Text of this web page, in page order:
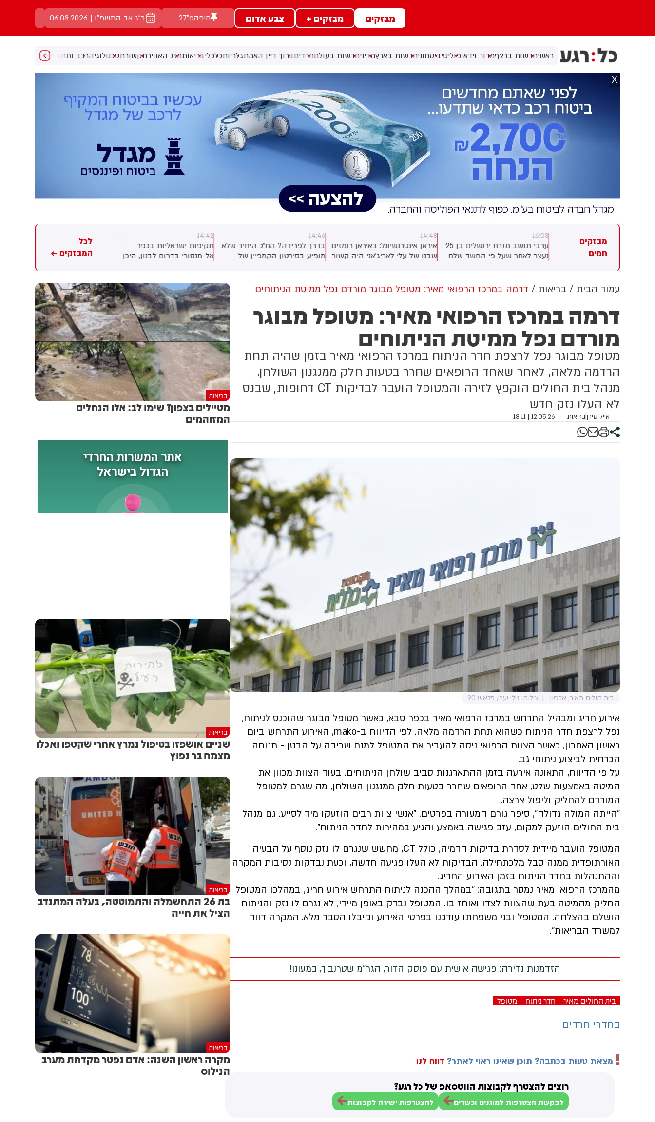
מבזקים מבזקים + צבע אדום חיפה27°c כ"ג אב התשפ"ו | 06.08.2026
ראשיחדשות ברצףמדור וידאופוליטיביטחוניחדשות בארץמדיניחדשות בעולםחרדיםברוך דיין האמתגלריותכלכליבריאותמזג האווירתקשורתטכנולוגיהרכב ותחבורהמעניין
X
מבזקים
חמים
ליפקין: בלבנון מדווחים:
סבב המשא ומתן בין
ללבנון שהתקיים ברומא,
16:03
ערבי תושב מזרח ירושלים בן 25
נעצר לאחר שעל פי החשד שלח
בעקבות האיומים הועלתה רמת
14:48
איראן אינטרנשיונל: באיראן רומזים
שבנו של עלי לאריג'אני היה קשור
הלאומי של הפרלמנט, אמר כי
בנו של לריג'אני, מורטזא, זוהתה
בליל התקיפה - ובכך נחשף
מיקומו של אביו. סוכנות הידיעות
האיראנית מיזאן טוענת כי
החקירה המשפטית לא תומכת
בגרסה הזו
14:46
בדרך לפרידה? הח״כ היחיד שלא
מופיע בסירטון הקמפיין של
14:42
תקיפות ישראליות בכפר
אל-מנסורי בדרום לבנון, היכן
משרד הבריאות עדכן כי אדם כי
בן 70 שחלה בקדחת מערב
הנילוס בחודש יולי - נפטר לאחר
המחלה. מתחילת השנה אובחנו
עד כה עשרה חולים במחלה.
המשרד להגנת הסביבה ומשרד
הבריאות מעדכנים על לכידת
יתושות נגועות בנגיף קדחת
מערב הנילוס בתל אביב, טייבה,
טירה, קלנסווה ובמועצה
האזורית לב השרון
לכל
המבזקים ←
עמוד הבית בריאות דרמה במרכז הרפואי מאיר: מטופל מבוגר מורדם נפל ממיטת הניתוחים
דרמה במרכז הרפואי מאיר: מטופל מבוגר
מורדם נפל ממיטת הניתוחים
מטופל מבוגר נפל לרצפת חדר הניתוח במרכז הרפואי מאיר בזמן שהיה תחת
הרדמה מלאה, לאחר שאחד הרופאים שחרר בטעות חלק ממנגנון השולחן.
מנהל בית החולים הוקפץ לזירה והמטופל הועבר לבדיקות CT דחופות, שבנס
לא העלו נזק חדש
אייל טירן|בריאות 12.05.26 | 18:11
בית חולים מאיר, ארכיון צילום: גילי יערי, פלאש 90
אירוע חריג ומבהיל התרחש במרכז הרפואי מאיר בכפר סבא, כאשר מטופל מבוגר שהוכנס לניתוח,
נפל לרצפת חדר הניתוח כשהוא תחת הרדמה מלאה. לפי הדיווח ב-mako, האירוע התרחש ביום
ראשון האחרון, כאשר הצוות הרפואי ניסה להעביר את המטופל למנח שכיבה על הבטן - תנוחה
הכרחית לביצוע ניתוחי גב.
על פי הדיווח, התאונה אירעה בזמן ההתארגנות סביב שולחן הניתוחים. בעוד הצוות מכוון את
המיטה באמצעות שלט, אחד הרופאים שחרר בטעות חלק ממנגנון השולחן, מה שגרם למטופל
המורדם להחליק וליפול ארצה.
"הייתה המולה גדולה", סיפר גורם המעורה בפרטים. "אנשי צוות רבים הוזעקו מיד לסייע. גם מנהל
בית החולים הוזעק למקום, עזב פגישה באמצע והגיע במהירות לחדר הניתוח".
המטופל הועבר מיידית לסדרת בדיקות הדמיה, כולל CT, מחשש שנגרם לו נזק נוסף על הבעיה
האורתופדית ממנה סבל מלכתחילה. הבדיקות לא העלו פגיעה חדשה, וכעת נבדקות נסיבות המקרה
וההתנהלות בחדר הניתוח בזמן האירוע החריג.
מהמרכז הרפואי מאיר נמסר בתגובה: "במהלך ההכנה לניתוח התרחש אירוע חריג, במהלכו המטופל
החליק מהמיטה בעת שהצוות לצדו ואוחז בו. המטופל נבדק באופן מיידי, לא נגרם לו נזק והניתוח
הושלם בהצלחה. המטופל ובני משפחתו עודכנו בפרטי האירוע וקיבלו הסבר מלא. המקרה דווח
למשרד הבריאות".
הזדמנות נדירה: פגישה אישית עם פוסק הדור, הגר"מ שטרנבוך, במעונו!
בית החולים מאיר חדר ניתוח מטופל
בחדרי חרדים
מצאת טעות בכתבה? תוכן שאינו ראוי לאתר? דווח לנו
רוצים להצטרף לקבוצות הווטסאפ של כל רגע?
לבקשת הצטרפות למוגנים וכשרים להצטרפות ישירה לקבוצות
בריאות
מטיילים בצפון? שימו לב: אלו הנחלים
המזוהמים
בריאות
שניים אושפזו בטיפול נמרץ אחרי שקטפו ואכלו
מצמח בר נפוץ
בריאות
בת 26 התחשמלה והתמוטטה, בעלה המתנדב
הציל את חייה
בריאות
מקרה ראשון השנה: אדם נפטר מקדחת מערב
הנילוס